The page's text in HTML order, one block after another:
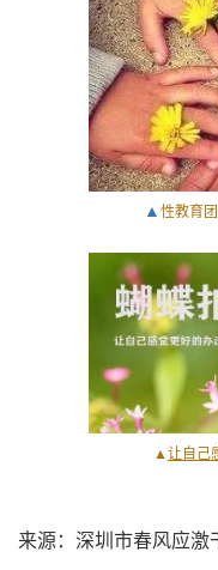
▲ 性教育
▲ 让自己
来源：深圳市春风应激